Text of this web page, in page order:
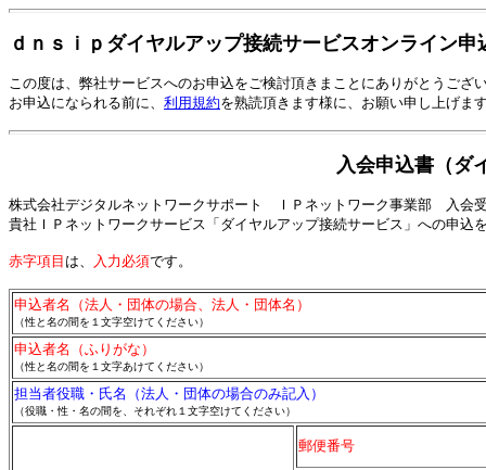
ｄｎｓｉｐダイヤルアップ接続サービスオンライン申
この度は、弊社サービスへのお申込をご検討頂きまことにありがとうござ
お申込になられる前に、 利用規約を熟読頂きます様に、お願い申し上げま
入会申込書（ダ
株式会社デジタルネットワークサポート ＩＰネットワーク事業部 入会
貴社ＩＰネットワークサービス「ダイヤルアップ接続サービス」への申
赤字項目 は、 入力必須です。
申込者名（法人・団体の場合、法人・団体名）
（性と名の間を１文字空けてください）
申込者名（ふりがな）
（性と名の間を１文字あけてください）
担当者役職・氏名（法人・団体の場合のみ記入）
（役職・性・名の間を、それぞれ１文字空けてください）
郵便番号